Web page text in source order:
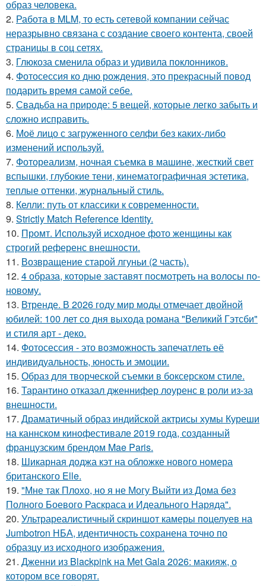
образ человека.
2. Работа в MLM, то есть сетевой компании сейчас
неразрывно связана с создание своего контента, своей
страницы в соц сетях.
3. Глюкоза сменила образ и удивила поклонников.
4. Фотосессия ко дню рождения, это прекрасный повод
подарить время самой себе.
5. Свадьба на природе: 5 вещей, которые легко забыть и
сложно исправить.
6. Моё лицо с загруженного селфи без каких-либо
изменений используй.
7. Фотореализм, ночная съемка в машине, жесткий свет
вспышки, глубокие тени, кинематографичная эстетика,
теплые оттенки, журнальный стиль.
8. Келли: путь от классики к современности.
9. Strictly Match Reference Identity.
10. Промт. Используй исходное фото женщины как
строгий референс внешности.
11. Возвращение старой лгуньи (2 часть).
12. 4 образа, которые заставят посмотреть на волосы по-
новому.
13. Втренде. В 2026 году мир моды отмечает двойной
юбилей: 100 лет со дня выхода романа "Великий Гэтсби"
и стиля арт - деко.
14. Фотосессия - это возможность запечатлеть её
индивидуальность, юность и эмоции.
15. Образ для творческой съемки в боксерском стиле.
16. Тарантино отказал дженнифер лоуренс в роли из-за
внешности.
17. Драматичный образ индийской актрисы хумы Куреши
на каннском кинофестивале 2019 года, созданный
французским брендом Mae Paris.
18. Шикарная доджа кэт на обложке нового номера
британского Elle.
19. "Мне так Плохо, но я не Могу Выйти из Дома без
Полного Боевого Раскраса и Идеального Наряда".
20. Ультрареалистичный скриншот камеры поцелуев на
Jumbotron НБА, идентичность сохранена точно по
образцу из исходного изображения.
21. Дженни из Blackpink на Met Gala 2026: макияж, о
котором все говорят.